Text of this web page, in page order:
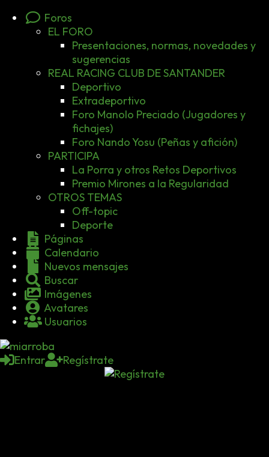
Foros
EL FORO
Presentaciones, normas, novedades y
sugerencias
REAL RACING CLUB DE SANTANDER
Deportivo
Extradeportivo
Foro Manolo Preciado (Jugadores y
fichajes)
Foro Nando Yosu (Peñas y afición)
PARTICIPA
La Porra y otros Retos Deportivos
Premio Mirones a la Regularidad
OTROS TEMAS
Off-topic
Deporte
Páginas
Calendario
Nuevos mensajes
Buscar
Imágenes
Avatares
Usuarios
Entrar Regístrate